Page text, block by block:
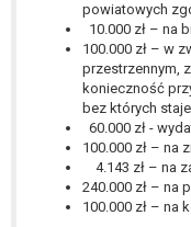
powiatowych
10.000 zł – na
100.000 zł – w
przestrzennym,
konieczność
bez których
60.000 zł -
100.000 zł – na
4.143 zł – na
240.000 zł – na
100.000 zł – na